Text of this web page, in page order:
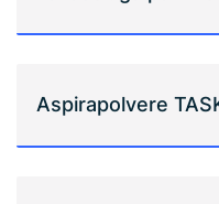
Aspirapolvere